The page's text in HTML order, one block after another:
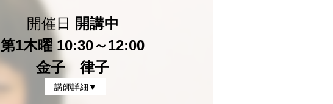
開催日
開講中
第1木曜 10:30～12:00
金子 律子
講師詳細▼